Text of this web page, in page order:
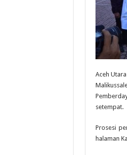
Aceh
setempat.
Prosesi
halaman